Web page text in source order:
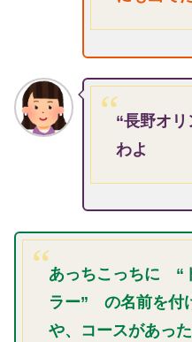
“長野オ
わよ
あっちこっちに “
ラー” の名前を付
や、コースがあっ